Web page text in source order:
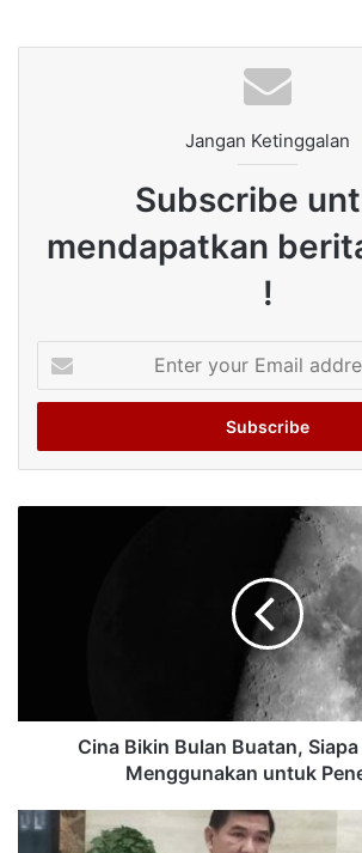
Jangan Ketinggalan
Subscribe
mendapatkan
!
your
Email
Cina Bikin Bulan Buatan, Siapa
Menggunakan untuk